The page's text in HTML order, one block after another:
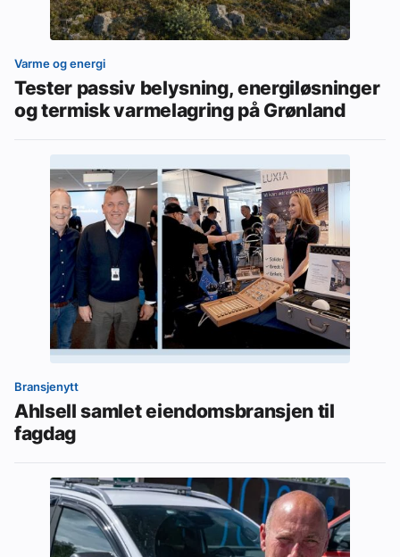
Varme og energi
Tester passiv belysning, energiløsninger
og termisk varmelagring på Grønland
Bransjenytt
Ahlsell samlet eiendomsbransjen til
fagdag